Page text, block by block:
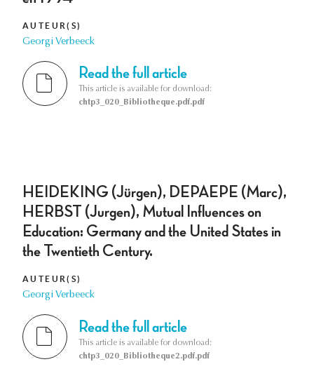
AUTEUR(S)
Georgi Verbeeck
Read the full article
This article is available for download:
chtp3_020_Bibliotheque.pdf.pdf
HEIDEKING (Jürgen), DEPAEPE (Marc),
HERBST (Jurgen), Mutual Influences on
Education: Germany and the United States in
the Twentieth Century.
AUTEUR(S)
Georgi Verbeeck
Read the full article
This article is available for download:
chtp3_020_Bibliotheque2.pdf.pdf